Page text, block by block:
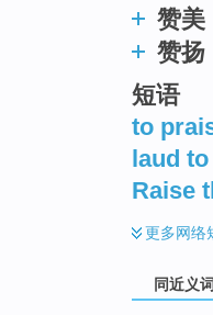
赞美
赞扬
短语
to
laud
Raise
更多网络
同近义词